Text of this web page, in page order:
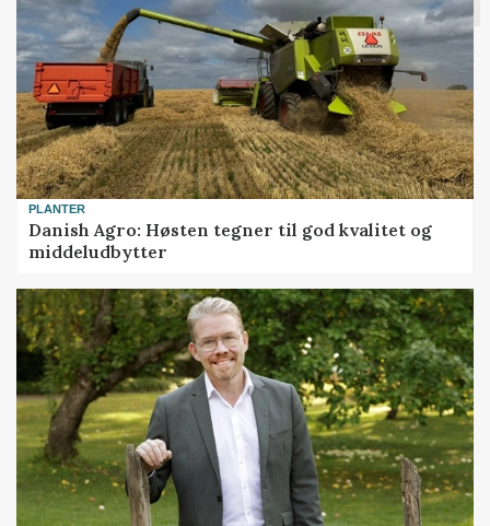
PLANTER
Danish Agro: Høsten tegner til god kvalitet og
middeludbytter